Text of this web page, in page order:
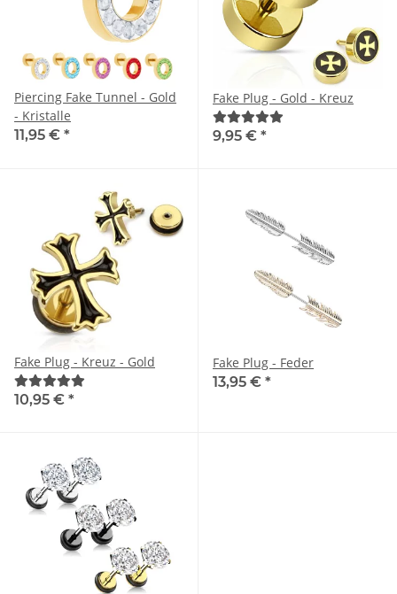
Piercing Fake Tunnel - Gold
- Kristalle
11,95 € *
Fake Plug - Gold - Kreuz
9,95 € *
Fake Plug - Kreuz - Gold
10,95 € *
Fake Plug - Feder
13,95 € *